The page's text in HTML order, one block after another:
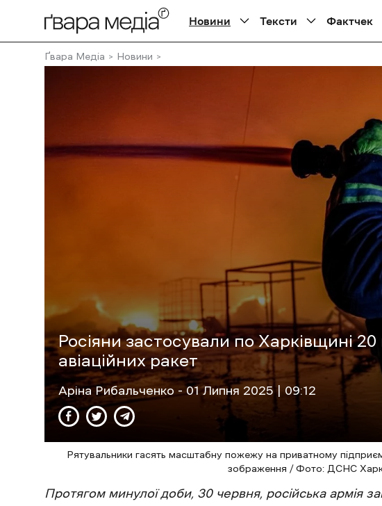
Новини Тексти Фактчек
Ґвара Медіа Новини
Росіяни застосували по Харківщині
авіаційних ракет
Аріна Рибальченко - 01 Липня 2025 | 09:12
Рятувальники гасять масштабну пожежу на приватному
зображення / Фото: ДСНС
Протягом минулої доби, 30 червня, російська армія